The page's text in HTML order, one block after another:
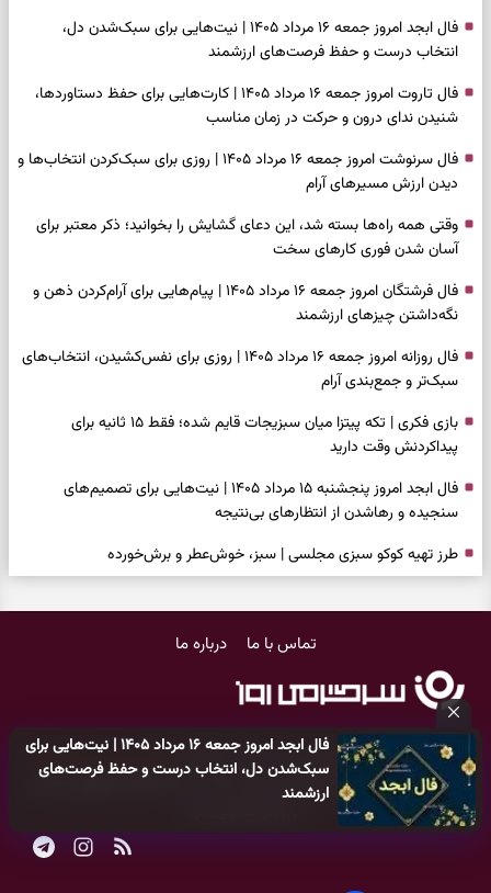
فال ابجد امروز جمعه ۱۶ مرداد ۱۴۰۵ | نیت‌هایی برای
سبک‌شدن دل، انتخاب درست و حفظ فرصت‌های
ارزشمند
فال ابجد امروز جمعه ۱۶ مرداد ۱۴۰۵ | نیت‌هایی برای سبک‌شدن دل،
انتخاب درست و حفظ فرصت‌های ارزشمند
فال تاروت امروز جمعه ۱۶ مرداد ۱۴۰۵ | کارت‌هایی برای حفظ دستاوردها،
شنیدن ندای درون و حرکت در زمان مناسب
فال سرنوشت امروز جمعه ۱۶ مرداد ۱۴۰۵ | روزی برای سبک‌کردن انتخاب‌ها و
دیدن ارزش مسیرهای آرام
وقتی همه راه‌ها بسته شد، این دعای گشایش را بخوانید؛ ذکر معتبر برای
آسان شدن فوری کارهای سخت
فال فرشتگان امروز جمعه ۱۶ مرداد ۱۴۰۵ | پیام‌هایی برای آرام‌کردن ذهن و
نگه‌داشتن چیزهای ارزشمند
فال روزانه امروز جمعه ۱۶ مرداد ۱۴۰۵ | روزی برای نفس‌کشیدن، انتخاب‌های
سبک‌تر و جمع‌بندی آرام
بازی فکری | تکه پیتزا میان سبزیجات قایم شده؛ فقط ۱۵ ثانیه برای
پیداکردنش وقت دارید
فال ابجد امروز پنجشنبه ۱۵ مرداد ۱۴۰۵ | نیت‌هایی برای تصمیم‌های
سنجیده و رهاشدن از انتظارهای بی‌نتیجه
طرز تهیه کوکو سبزی مجلسی | سبز، خوش‌عطر و برش‌خورده
باارزش‌ترین چیز زندگی‌تان را نشان می‌دهد
انتخاب مسیرهای کم‌هزینه‌تر
برای خانه‌دار شدن این دعا را بخوانید | دعایی کوتاه برای رسیدن به خانه‌ای
امن و پربرکت
فال فرشتگان امروز پنجشنبه ۱۵ مرداد ۱۴۰۵ | پیام‌هایی برای حفظ تمرکز،
تماس با ما درباره ما
کلیه حقوق مادی و معنوی این سایت متعلق بهپایگاه خبری سرگرمی روز
می‌باشد و هر گونه کپی‌برداری توسط دیگر سایت‌ها
اکیدا ممنوع
می‌باشد